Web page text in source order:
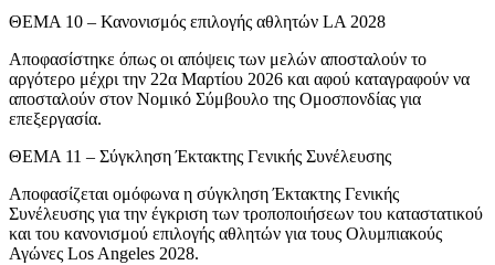
ΘΕΜΑ 10 – Κανονισμός επιλογής αθλητών LA 2028
Αποφασίστηκε όπως οι απόψεις των μελών αποσταλούν το
αργότερο μέχρι την 22α Μαρτίου 2026 και αφού καταγραφούν να
αποσταλούν στον Νομικό Σύμβουλο της Ομοσπονδίας για
επεξεργασία.
ΘΕΜΑ 11 – Σύγκληση Έκτακτης Γενικής Συνέλευσης
Αποφασίζεται ομόφωνα η σύγκληση Έκτακτης Γενικής
Συνέλευσης για την έγκριση των τροποποιήσεων του καταστατικού
και του κανονισμού επιλογής αθλητών για τους Ολυμπιακούς
Αγώνες Los Angeles 2028.